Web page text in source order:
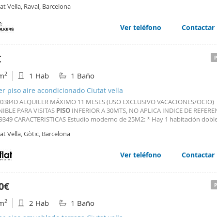
en INCASOL). Garantía
Vella, Raval, Barcelona
Ver teléfono Contactar
2 1 Hab 1 Baño
piso aire acondicionado Ciutat vella
ALQUILER MÁXIMO 11 MESES (USO EXCLUSIVO VACACIONES/OCIO)
PARA VISITAS PISO INFERIOR A 30MTS, NO APLICA INDICE DE
CARACTERISTICAS Estudio moderno de 25M2: * Hay 1 habitación
y luminoso con orientación sur. * Tiene suelos y vigas de madera
Vella, Gòtic, Barcelona
Ver teléfono Contactar
2 2 Hab 1 Baño